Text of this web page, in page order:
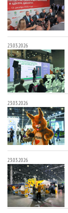
23.03.2026
23.03.2026
23.03.2026